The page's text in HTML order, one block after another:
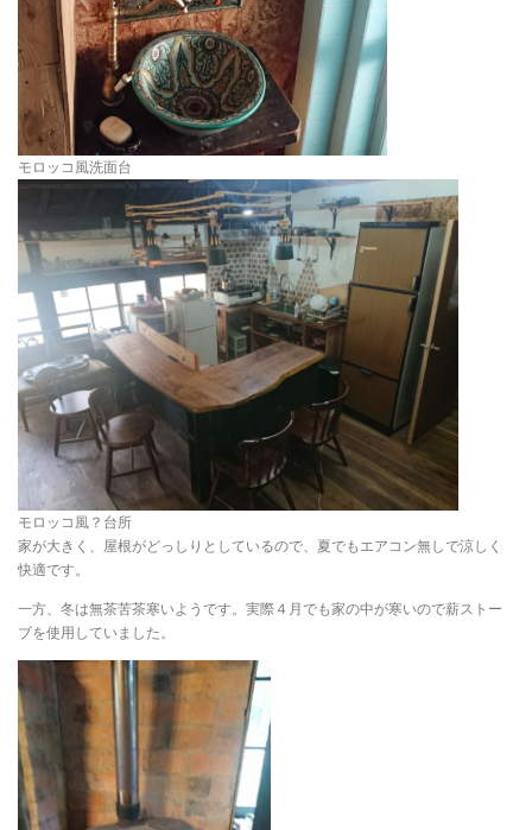
モロッコ風洗面台
モロッコ風？台所
家が大きく、屋根がどっしりとしているので、夏でもエアコン無しで涼しく
快適です。
一方、冬は無茶苦茶寒いようです。実際４月でも家の中が寒いので薪ストー
ブを使用していました。